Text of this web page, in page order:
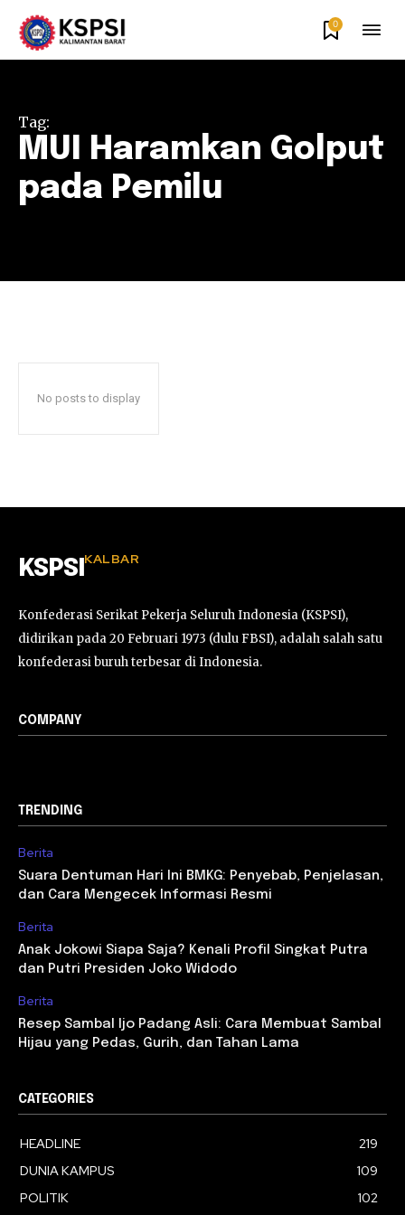
0
Tag:
MUI Haramkan Golput
pada Pemilu
No posts to display
KSPSIKALBAR
Konfederasi Serikat Pekerja Seluruh Indonesia (KSPSI),
didirikan pada 20 Februari 1973 (dulu FBSI), adalah salah satu
konfederasi buruh terbesar di Indonesia.
COMPANY
TRENDING
Berita
Suara Dentuman Hari Ini BMKG: Penyebab, Penjelasan,
dan Cara Mengecek Informasi Resmi
Berita
Anak Jokowi Siapa Saja? Kenali Profil Singkat Putra
dan Putri Presiden Joko Widodo
Berita
Resep Sambal Ijo Padang Asli: Cara Membuat Sambal
Hijau yang Pedas, Gurih, dan Tahan Lama
CATEGORIES
HEADLINE
219
DUNIA KAMPUS
109
POLITIK
102